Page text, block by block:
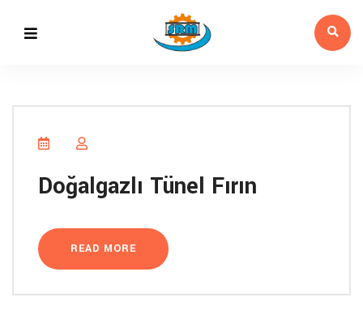
Doğalgazlı Tünel Fırın
READ MORE